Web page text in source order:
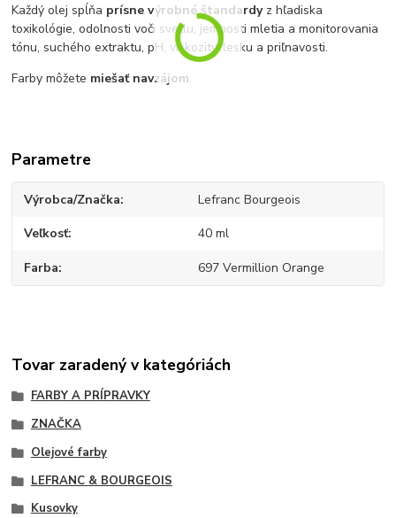
Každý olej spĺňa prísne výrobné štandardyz hľadiska
toxikológie, odolnosti voči svetlu, jemnosti mletia a monitorovania
tónu, suchého extraktu, pH, viskozity, lesku a priľnavosti.
Farby môžete miešať navzájom.
Parametre
Výrobca/Značka Lefranc Bourgeois
Veľkosť 40 ml
Farba 697 Vermillion Orange
Tovar zaradený v kategóriách
FARBY A PRÍPRAVKY
ZNAČKA
Olejové farby
LEFRANC & BOURGEOIS
Kusovky